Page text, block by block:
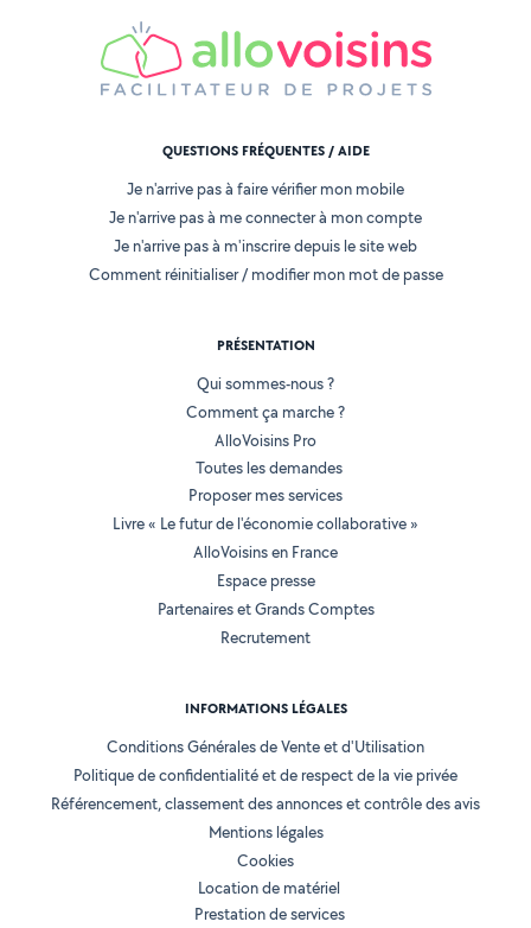
QUESTIONS FRÉQUENTES / AIDE
Je n'arrive pas à faire vérifier mon mobile
Je n'arrive pas à me connecter à mon compte
Je n'arrive pas à m'inscrire depuis le site web
Comment réinitialiser / modifier mon mot de passe
PRÉSENTATION
Qui sommes-nous ?
Comment ça marche ?
AlloVoisins Pro
Toutes les demandes
Proposer mes services
Livre « Le futur de l'économie collaborative »
AlloVoisins en France
Espace presse
Partenaires et Grands Comptes
Recrutement
INFORMATIONS LÉGALES
Conditions Générales de Vente et d'Utilisation
Politique de confidentialité et de respect de la vie privée
Référencement, classement des annonces et contrôle des avis
Mentions légales
Cookies
Location de matériel
Prestation de services